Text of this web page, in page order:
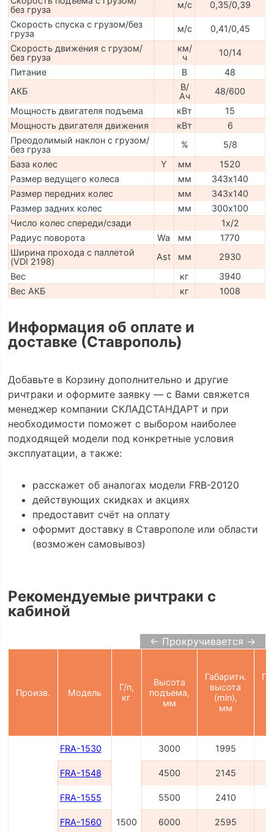
без груза
м/с
0,35/0,39
Скорость спуска с грузом/без
груза
м/с
0,41/0,45
Скорость движения с грузом/
без груза
км/
ч
10/14
Питание
В
48
АКБ
В/
Ач
48/600
Мощность двигателя подъема
кВт
15
Мощность двигателя движения
кВт
6
Преодолимый наклон с грузом/
без груза
%
5/8
База колес
Y мм
1520
Размер ведущего колеса
мм
343х140
Размер передних колес
мм
343х140
Размер задних колес
мм
300х100
Число колес спереди/сзади
1х/2
Радиус поворота
Wa мм
1770
Ширина прохода с паллетой
(VDI 2198)
Ast мм
2930
Вес
кг
3940
Вес АКБ
кг 1008
Информация об оплате и
доставке (Ставрополь)
Добавьте в Корзину дополнительно и другие
ричтраки и оформите заявку — с Вами свяжется
менеджер компании СКЛАДСТАНДАРТ и при
необходимости поможет с выбором наиболее
подходящей модели под конкретные условия
эксплуатации, а также:
расскажет об аналогах модели FRB-20120
действующих скидках и акциях
предоставит счёт на оплату
оформит доставку в Ставрополе или области
(возможен самовывоз)
Рекомендуемые ричтраки с
кабиной
← Прокручивается →
Произв. Модель
Г/п,
кг
Высота
подъема,
мм
Габаритн.
высота
(min),
мм
FRA-1530
1500
3000 1995
FRA-1548 4500 2145
FRA-1555 5500 2410
FRA-1560 6000 2595